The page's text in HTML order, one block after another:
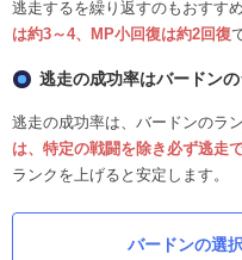
逃走するを繰り返すのもおすすめ
は約3～4、MP小回復は約2回復
逃走の成功率はバードン
逃走の成功率は、バードンのラ
は、 特定の戦闘を除き必ず逃走
ランクを上げると安定します。
バードンの選